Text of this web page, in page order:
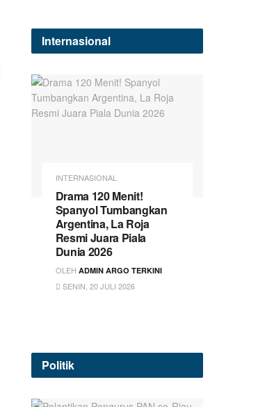
Internasional
INTERNASIONAL
Drama 120 Menit!
Spanyol Tumbangkan
Argentina, La Roja
Resmi Juara Piala
Dunia 2026
OLEH ADMIN ARGO TERKINI
SENIN, 20 JULI 2026
Politik